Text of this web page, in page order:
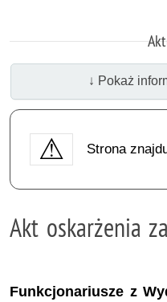
↓ Pokaż
Strona
Akt oskarżenia
Funkcjonariusze z